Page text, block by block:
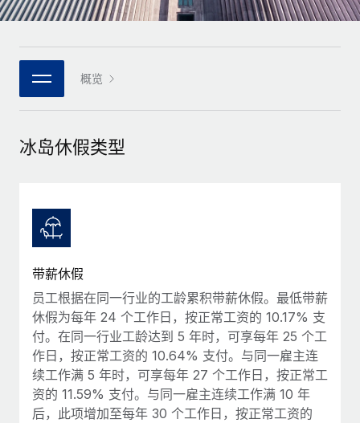
团队的内置核心人力资源功能
连接 新的
使用我们的 MCP 将任何人工智能工具与 Remote 平台相连
借助核心业务工具简化流程
咨询专家
获得全球人力资源与合规方面的专家帮助
背景调查
简化候选人筛选流程
合规守望台
防范合规风险
设备管理
在全球范围内配置和跟踪 IT 设备
企业
与我们携手合作
战略技术合作伙伴
集成与人工智能自动化咨询
人力资源术语表
核对表和模板
职位描述库
网络研讨会
活动
薪金与人才洞察
洞察中心
获得支持
查看全部资源
博客
Why owned entities are key to maintaining
EOR compliance
Italiano
Português (Portugal)
日本語
한국어
概览
冰岛休假类型
带薪休假
员工根据在同一行业的工龄累积带薪休假。最低带薪
休假为每年 24 个工作日，按正常工资的 10.17% 支
付。在同一行业工龄达到 5 年时，可享每年 25 个工
作日，按正常工资的 10.64% 支付。与同一雇主连
续工作满 5 年时，可享每年 27 个工作日，按正常工
资的 11.59% 支付。与同一雇主连续工作满 10 年
后，此项增加至每年 30 个工作日，按正常工资的